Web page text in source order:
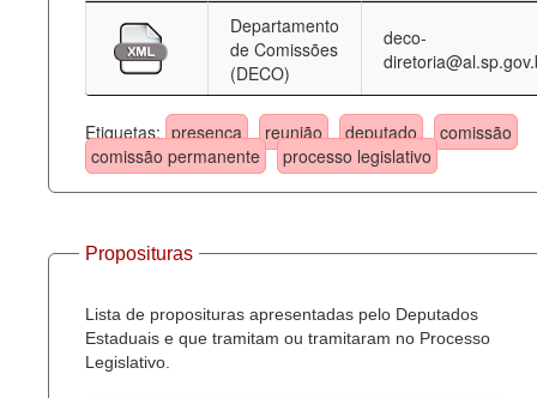
Departamento
de Comissões
(DECO)
deco-
Etiquetas: presença reunião deputado
comissão
comissão permanente
processo legislativo
Proposituras
Lista de proposituras apresentadas pelo Deputados
Estaduais e que tramitam ou tramitaram no Processo
Legislativo.